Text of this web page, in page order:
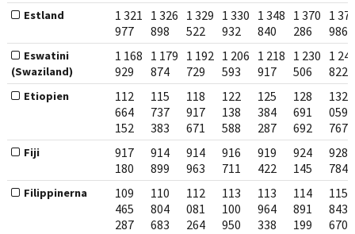
Estland
1 321
977
1 326
898
1 329
522
1 330
932
1 348
840
1 370
286
1
986
Eswatini
(Swaziland)
1 168
929
1 179
874
1 192
729
1 206
593
1 218
917
1 230
506
1
822
Etiopien
112
664
152
115
737
383
118
917
671
122
138
588
125
384
287
128
691
692
132
059
767
Fiji
917
180
914
899
914
963
916
711
919
422
924
145
928
784
Filippinerna
109
465
287
110
804
683
112
081
264
113
100
950
113
964
338
114
891
199
115
843
670